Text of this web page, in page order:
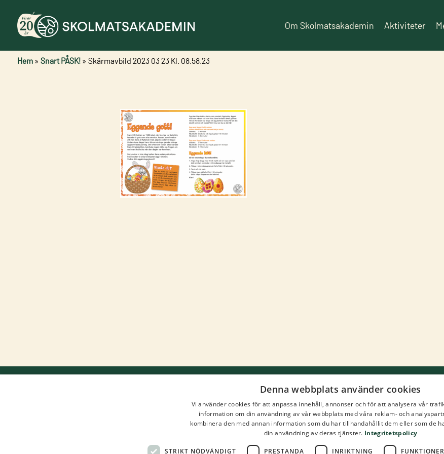
Om Skolmatsakademin Aktiviteter
Hem» Snart PÅSK!» Skärmavbild 2023 03 23 Kl. 08.58.23
Kontakta oss
Skolmatsakademin
Denna webbplats använder cookies
Vi använder cookies för att anpassa innehåll, annonser och för att analysera vår
information om din användning av vår webbplats med våra reklam- och
kombinera den med annan information som du har tillhandahållit dem eller som de
din användning av deras tjänster. Integritetspolicy
STRIKT NÖDVÄNDIGT PRESTANDA INRIKTNING FUNKTIONER